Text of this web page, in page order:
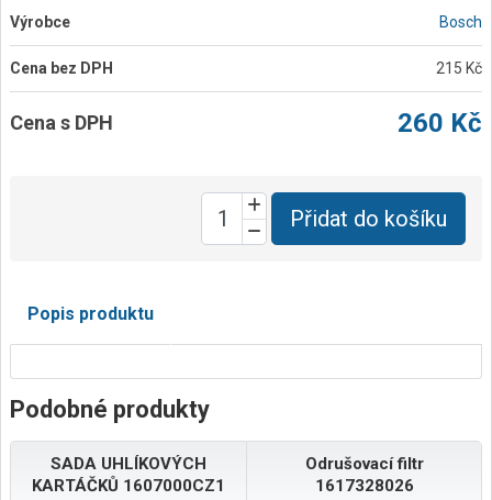
Výrobce Bosch
Cena bez DPH 215 Kč
Cena s DPH 260 Kč
Přidat do košíku
Popis produktu
Podobné produkty
SADA UHLÍKOVÝCH
KARTÁČKŮ 1607000CZ1
Odrušovací filtr
1617328026